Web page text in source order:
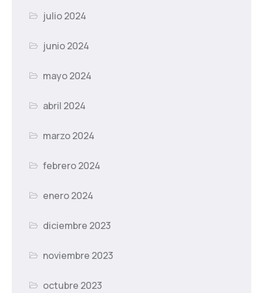
julio 2024
junio 2024
mayo 2024
abril 2024
marzo 2024
febrero 2024
enero 2024
diciembre 2023
noviembre 2023
octubre 2023